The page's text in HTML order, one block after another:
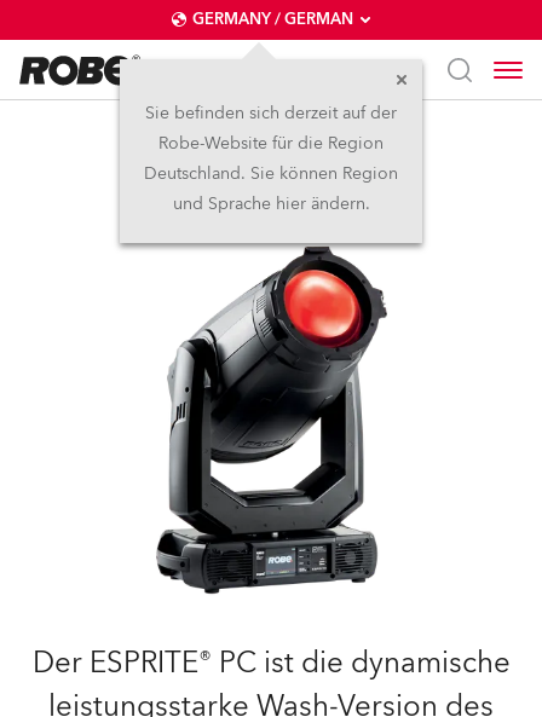
GERMANY / GERMAN
Sie befinden sich derzeit auf der
Robe-Website für die Region
Deutschland. Sie können Region
und Sprache hier ändern.
ESPRITE® PC
Der ESPRITE® PC ist die dynamische
leistungsstarke Wash-Version des